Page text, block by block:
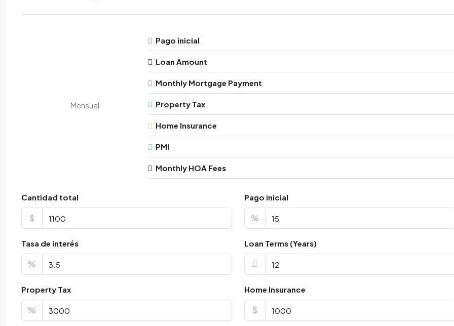
Mensual
Pago inicial
Loan Amount
Monthly Mortgage Payment
Property Tax
Home Insurance
PMI
Monthly HOA Fees
Cantidad total
$
Pago inicial
%
Tasa de interés
%
Loan Terms (Years)
Property Tax
%
Home Insurance
$